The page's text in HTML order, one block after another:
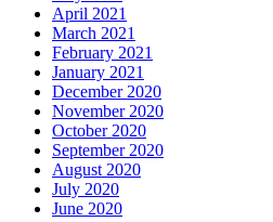
April 2021
March 2021
February 2021
January 2021
December 2020
November 2020
October 2020
September 2020
August 2020
July 2020
June 2020